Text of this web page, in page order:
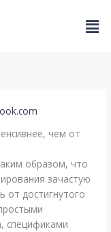
чем от
образом, что
зачастую
от достигнутого
спецификами